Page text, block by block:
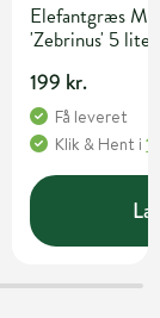
Elefantgræs
'Zebrinus' 5
199 kr.
Få leveret
Klik & Hent i